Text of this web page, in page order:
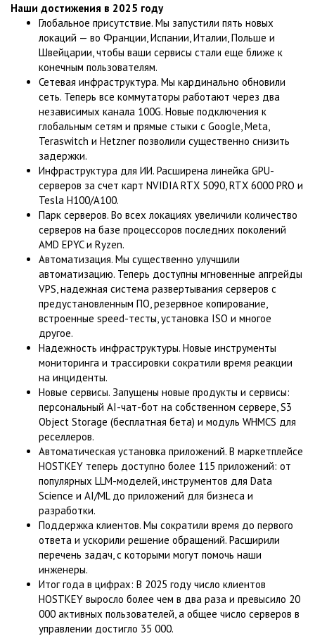
Наши достижения в 2025 году
Глобальное присутствие. Мы запустили пять новых
локаций — во Франции, Испании, Италии, Польше и
Швейцарии, чтобы ваши сервисы стали еще ближе к
конечным пользователям.
Сетевая инфраструктура. Мы кардинально обновили
сеть. Теперь все коммутаторы работают через два
независимых канала 100G. Новые подключения к
глобальным сетям и прямые стыки с Google, Meta,
Teraswitch и Hetzner позволили существенно снизить
задержки.
Инфраструктура для ИИ. Расширена линейка GPU-
серверов за счет карт NVIDIA RTX 5090, RTX 6000 PRO и
Tesla H100/A100.
Парк серверов. Во всех локациях увеличили количество
серверов на базе процессоров последних поколений
AMD EPYC и Ryzen.
Автоматизация. Мы существенно улучшили
автоматизацию. Теперь доступны мгновенные апгрейды
VPS, надежная система развертывания серверов с
предустановленным ПО, резервное копирование,
встроенные speed-тесты, установка ISO и многое
другое.
Надежность инфраструктуры. Новые инструменты
мониторинга и трассировки сократили время реакции
на инциденты.
Новые сервисы. Запущены новые продукты и сервисы:
персональный AI-чат-бот на собственном сервере, S3
Object Storage (бесплатная бета) и модуль WHMCS для
реселлеров.
Автоматическая установка приложений. В маркетплейсе
HOSTKEY теперь доступно более 115 приложений: от
популярных LLM-моделей, инструментов для Data
Science и AI/ML до приложений для бизнеса и
разработки.
Поддержка клиентов. Мы сократили время до первого
ответа и ускорили решение обращений. Расширили
перечень задач, с которыми могут помочь наши
инженеры.
Итог года в цифрах: В 2025 году число клиентов
HOSTKEY выросло более чем в два раза и превысило 20
000 активных пользователей, а общее число серверов в
управлении достигло 35 000.